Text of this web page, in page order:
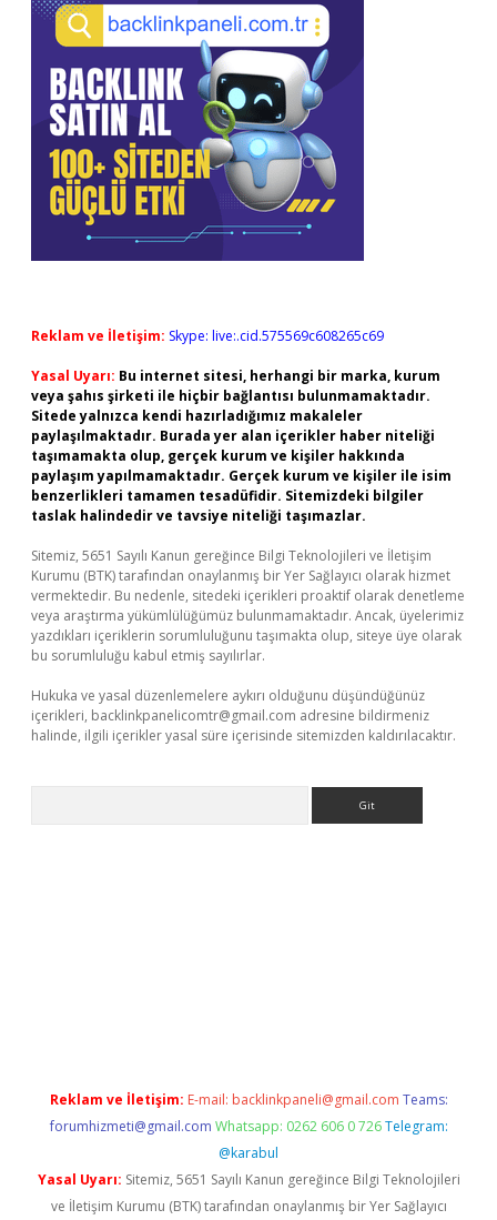
Reklam ve İletişim: Skype: live:.cid.575569c608265c69
Yasal Uyarı: Bu internet sitesi, herhangi bir marka, kurum
veya şahıs şirketi ile hiçbir bağlantısı bulunmamaktadır.
Sitede yalnızca kendi hazırladığımız makaleler
paylaşılmaktadır. Burada yer alan içerikler haber niteliği
taşımamakta olup, gerçek kurum ve kişiler hakkında
paylaşım yapılmamaktadır. Gerçek kurum ve kişiler ile isim
benzerlikleri tamamen tesadüfidir. Sitemizdeki bilgiler
taslak halindedir ve tavsiye niteliği taşımazlar.
Sitemiz, 5651 Sayılı Kanun gereğince Bilgi Teknolojileri ve İletişim
Kurumu (BTK) tarafından onaylanmış bir Yer Sağlayıcı olarak hizmet
vermektedir. Bu nedenle, sitedeki içerikleri proaktif olarak denetleme
veya araştırma yükümlülüğümüz bulunmamaktadır. Ancak, üyelerimiz
yazdıkları içeriklerin sorumluluğunu taşımakta olup, siteye üye olarak
bu sorumluluğu kabul etmiş sayılırlar.
Hukuka ve yasal düzenlemelere aykırı olduğunu düşündüğünüz
içerikleri, backlinkpanelicomtr@gmail.com adresine bildirmeniz
halinde, ilgili içerikler yasal süre içerisinde sitemizden kaldırılacaktır.
Reklam ve İletişim: E-mail: backlinkpaneli@gmail.com Teams:
forumhizmeti@gmail.com Whatsapp: 0262 606 0 726 Telegram:
@karabul
Yasal Uyarı: Sitemiz, 5651 Sayılı Kanun gereğince Bilgi Teknolojileri
ve İletişim Kurumu (BTK) tarafından onaylanmış bir Yer Sağlayıcı